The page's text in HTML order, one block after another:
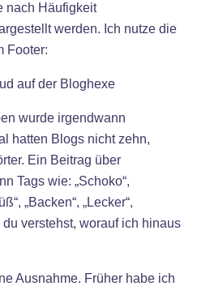
nach Häufigkeit
werden. Ich nutze die
Footer:
wurde irgendwann
hatten Blogs nicht zehn,
Ein Beitrag über
Tags wie: „Schoko“,
„Backen“, „Lecker“,
du verstehst, worauf ich hinaus
Ausnahme. Früher habe ich